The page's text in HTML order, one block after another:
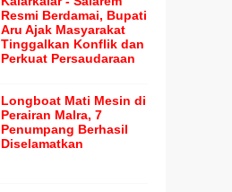
Resmi Berdamai, Bupati
Aru Ajak Masyarakat
Tinggalkan Konflik dan
Perkuat Persaudaraan
Longboat Mati Mesin di
Perairan Malra, 7
Penumpang Berhasil
Diselamatkan